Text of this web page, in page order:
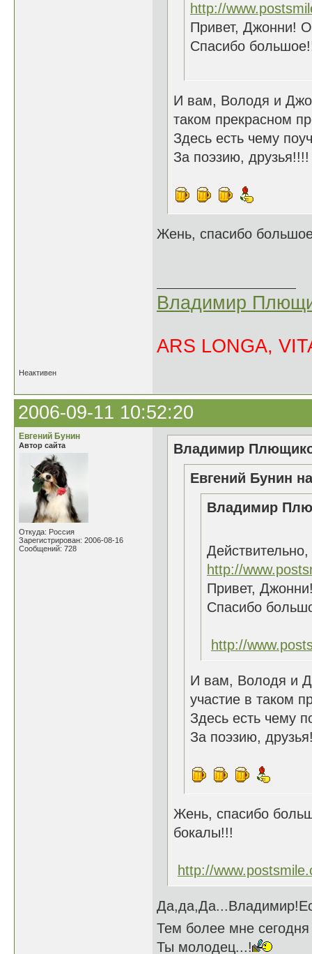
http://
Привет, Джонни!
Спасибо
И вам, Володя и
таком прекрасном
Здесь есть чему
За поэзию, друзья!!!!
Жень, спасибо
Владимир
ARS LONGA,
Неактивен
2006-09-11 10:52:20
Евгений Бунин
Автор сайта
Откуда: Россия
Зарегистрирован: 2006-08-16
Сообщений: 728
Владимир
Евгений Бунин
Владимир
http://
Привет,
Спасибо
http://
И вам, Володя и
участие в таком
Здесь есть чему
За поэзию,
Жень, спасибо
бокалы!!!
http://
Тем более мне
Ты молодец...!